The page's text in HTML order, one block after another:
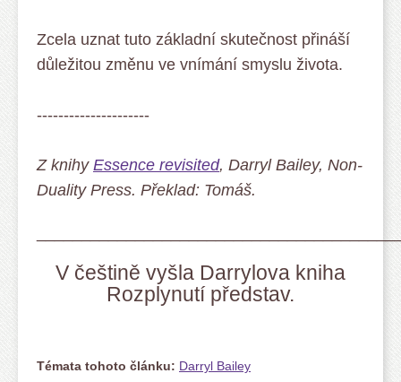
Zcela uznat tuto základní skutečnost přináší
důležitou změnu ve vnímání smyslu života.
---------------------
Z knihy Essence revisited, Darryl Bailey, Non-
Duality Press. Překlad: Tomáš.
V češtině vyšla Darrylova kniha
Rozplynutí představ.
Témata tohoto článku: Darryl Bailey